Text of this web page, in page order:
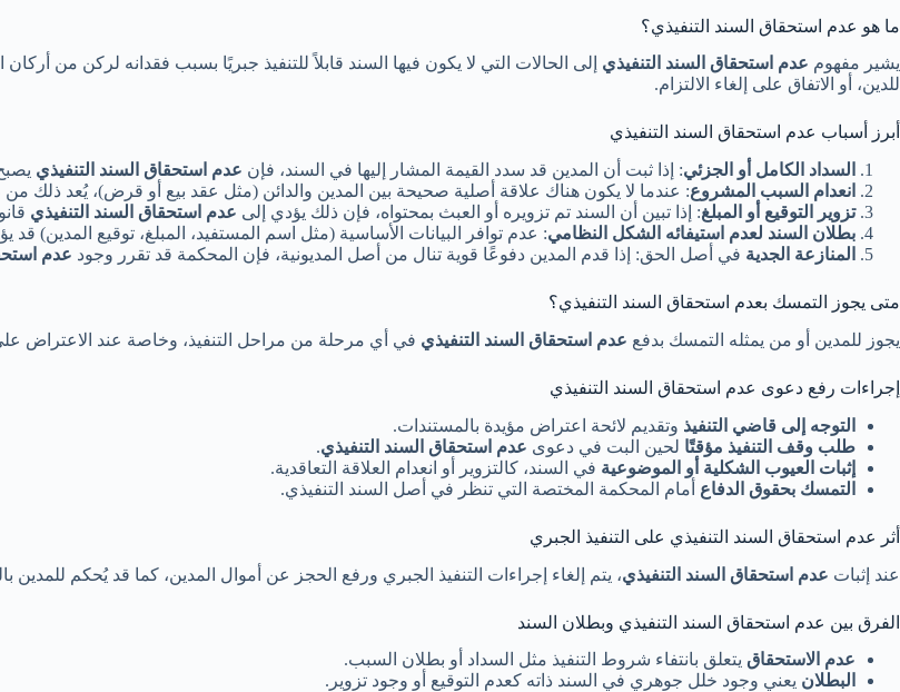
ما هو عدم استحقاق السند التنفيذي؟
يشير مفهوم عدم استحقاق السند التنفيذي إلى الحالات التي لا يكون فيها السند قابلاً للتنفيذ جبريًا بسبب فقدانه لركن من
للدين، أو الاتفاق على إلغاء الالتزام.
أبرز أسباب عدم استحقاق السند التنفيذي
السداد الكامل أو الجزئي: إذا ثبت أن المدين قد سدد القيمة المشار إليها في السند، فإن عدم استحقاق السند التنفيذي
انعدام السبب المشروع: عندما لا يكون هناك علاقة أصلية صحيحة بين المدين والدائن (مثل عقد بيع أو قرض)، يُعد ذلك
تزوير التوقيع أو المبلغ: إذا تبين أن السند تم تزويره أو العبث بمحتواه، فإن ذلك يؤدي إلى عدم استحقاق السند التنفيذي
بطلان السند لعدم استيفائه الشكل النظامي: عدم توافر البيانات الأساسية (مثل اسم المستفيد، المبلغ، توقيع المدين) قد
المنازعة الجدية في أصل الحق: إذا قدم المدين دفوعًا قوية تنال من أصل المديونية، فإن المحكمة قد تقرر وجود عدم
متى يجوز التمسك بعدم استحقاق السند التنفيذي؟
يجوز للمدين أو من يمثله التمسك بدفع عدم استحقاق السند التنفيذي في أي مرحلة من مراحل التنفيذ، وخاصة عند الاعتراض
إجراءات رفع دعوى عدم استحقاق السند التنفيذي
التوجه إلى قاضي التنفيذ وتقديم لائحة اعتراض مؤيدة بالمستندات.
طلب وقف التنفيذ مؤقتًا لحين البت في دعوى عدم استحقاق السند التنفيذي.
إثبات العيوب الشكلية أو الموضوعية في السند، كالتزوير أو انعدام العلاقة التعاقدية.
التمسك بحقوق الدفاع أمام المحكمة المختصة التي تنظر في أصل السند التنفيذي.
أثر عدم استحقاق السند التنفيذي على التنفيذ الجبري
عند إثبات عدم استحقاق السند التنفيذي، يتم إلغاء إجراءات التنفيذ الجبري ورفع الحجز عن أموال المدين، كما قد يُحكم
الفرق بين عدم استحقاق السند التنفيذي وبطلان السند
عدم الاستحقاق يتعلق بانتفاء شروط التنفيذ مثل السداد أو بطلان السبب.
البطلان يعني وجود خلل جوهري في السند ذاته كعدم التوقيع أو وجود تزوير.